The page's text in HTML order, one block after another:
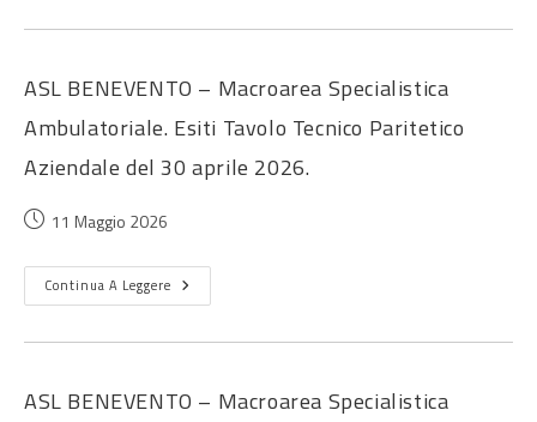
ASL BENEVENTO – Macroarea Specialistica
Ambulatoriale. Esiti Tavolo Tecnico Paritetico
Aziendale del 30 aprile 2026.
11 Maggio 2026
Continua A Leggere
ASL BENEVENTO – Macroarea Specialistica